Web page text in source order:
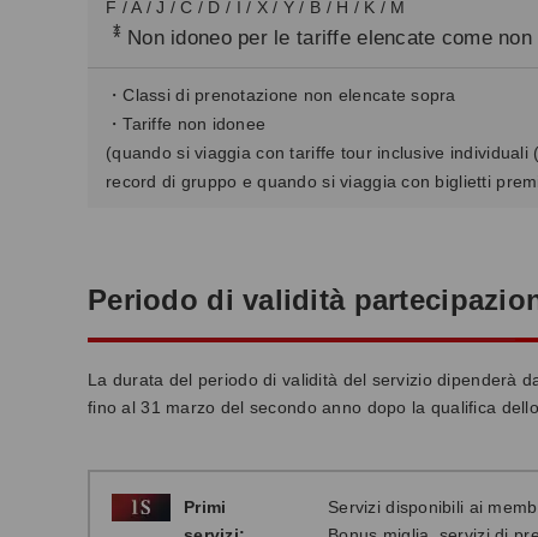
F / A / J / C / D / I / X / Y / B / H / K / M
* Non idoneo per le tariffe elencate come
・Classi di prenotazione non elencate sopra
・Tariffe non idonee
(quando si viaggia con tariffe tour inclusive
record di gruppo e quando si viaggia con biglietti
Periodo di validità
La durata del periodo di validità del servizio dipenderà
fino al 31 marzo del secondo anno dopo la qualifica
Primi
Servizi disponibili ai